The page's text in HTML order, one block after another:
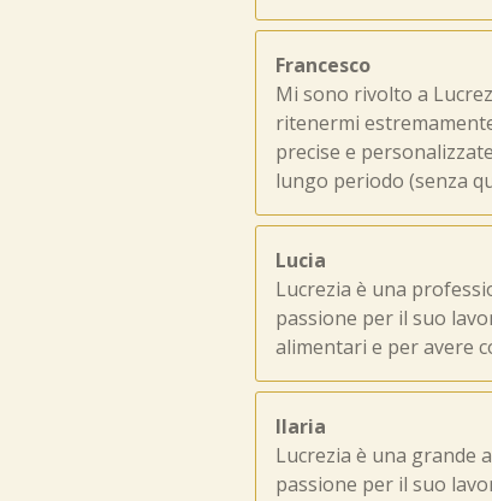
Francesco
Mi sono rivolto a
ritenermi
precise e
lungo periodo (senza
Lucia
Lucrezia è una
passione per il suo
alimentari e per avere
Ilaria
Lucrezia è una grande
passione per il suo